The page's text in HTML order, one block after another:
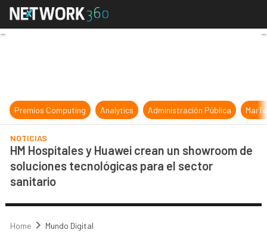
HM Hospitales y Huawei crean un
Premios Computing Analytics Administración Pública
NOTICIAS
HM Hospitales y Huawei crean un showroom de
soluciones tecnológicas para el sector
sanitario
Home Mundo Digital